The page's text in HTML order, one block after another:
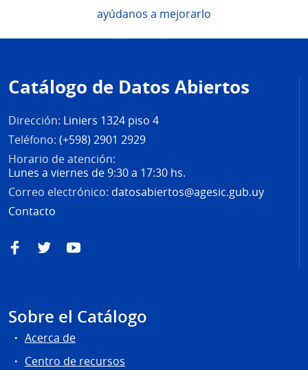
ayúdanos a mejorarlo
de
página
Catálogo de Datos Abiertos
Dirección: Liniers 1324 piso 4
Teléfono: (+598) 2901 2929
Horario de atención:
Lunes a viernes de 9:30 a 17:30 hs.
Correo electrónico: datosabiertos@agesic.gub.uy
Contacto
FacebookTwitterYouTube
Sobre el Catálogo
Acerca de
Centro de recursos